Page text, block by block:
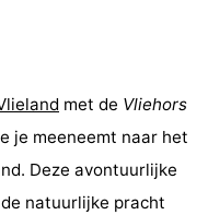
met de Vliehors
je meeneemt naar het
Deze avontuurlijke
natuurlijke pracht